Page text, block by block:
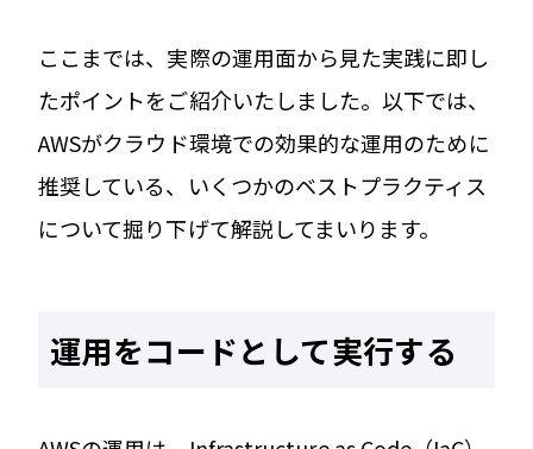
ここまでは、実際の運用面から見た実践に即し
たポイントをご紹介いたしました。以下では、
AWSがクラウド環境での効果的な運用のために
推奨している、いくつかのベストプラクティス
について掘り下げて解説してまいります。
運用をコードとして実行する